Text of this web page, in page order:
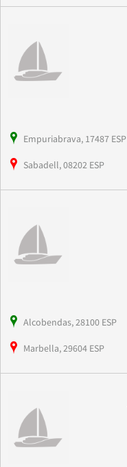
Empuriabrava, 17487 ESP
Sabadell, 08202 ESP
Alcobendas, 28100 ESP
Marbella, 29604 ESP